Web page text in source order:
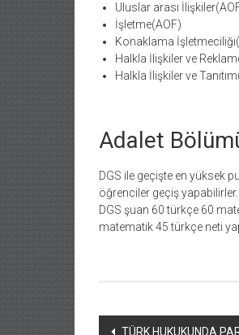
Uluslar arası
İşletme(AOF)
Konaklama
Halkla İlişkiler ve
Halkla İlişkiler ve
Adalet
DGS ile geçişte en yüksek
öğrenciler geçiş
DGS şuan 60 türkçe 60
matematik 45 türkçe neti
Yazı
TÜRK HUKUKUNDA